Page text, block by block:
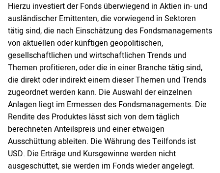
Hierzu investiert der Fonds überwiegend in Aktien in- und
ausländischer Emittenten, die vorwiegend in Sektoren
tätig sind, die nach Einschätzung des Fondsmanagements
von aktuellen oder künftigen geopolitischen,
gesellschaftlichen und wirtschaftlichen Trends und
Themen profitieren, oder die in einer Branche tätig sind,
die direkt oder indirekt einem dieser Themen und Trends
zugeordnet werden kann. Die Auswahl der einzelnen
Anlagen liegt im Ermessen des Fondsmanagements. Die
Rendite des Produktes lässt sich von dem täglich
berechneten Anteilspreis und einer etwaigen
Ausschüttung ableiten. Die Währung des Teilfonds ist
USD. Die Erträge und Kursgewinne werden nicht
ausgeschüttet, sie werden im Fonds wieder angelegt.